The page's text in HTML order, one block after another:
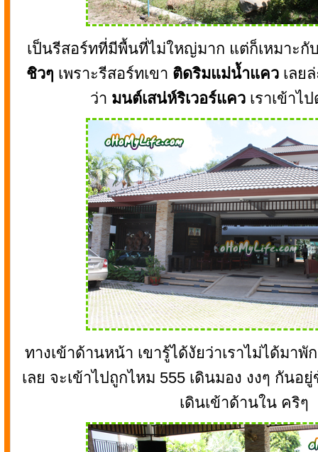
เป็นรีสอร์ทที่มีพื้นที่ไม่ใหญ่มาก แต่ก็เหมาะ
ชิวๆ เพราะรีสอร์ทเขา ติดริมแม่น้ำแคว เลย
ว่า มนต์เสน่ห์ริเวอร์แควเราเข้าไ
ทางเข้าด้านหน้า เขารู้ได้งัยว่าเราไม่ได้มาพั
เลย จะเข้าไปถูกไหม 555 เดินมอง งงๆ กัน
เดินเข้าด้านใน คริๆ